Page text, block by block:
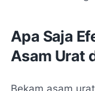
Apa Saja
Asam Urat
Bekam asam